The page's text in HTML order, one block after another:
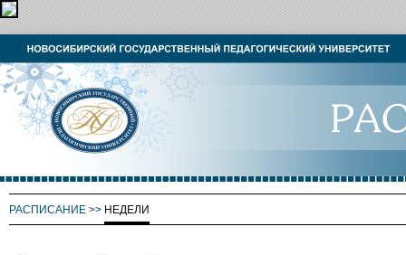
РАСПИСАНИЕ >> НЕДЕЛИ